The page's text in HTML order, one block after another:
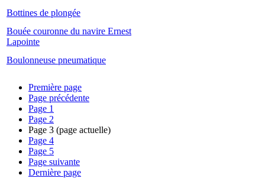
Bottines de plongée
Bouée couronne du navire Ernest
Lapointe
Boulonneuse pneumatique
Première page
Page précédente
Page 1
Page 2
Page 3 (page actuelle)
Page 4
Page 5
Page suivante
Dernière page